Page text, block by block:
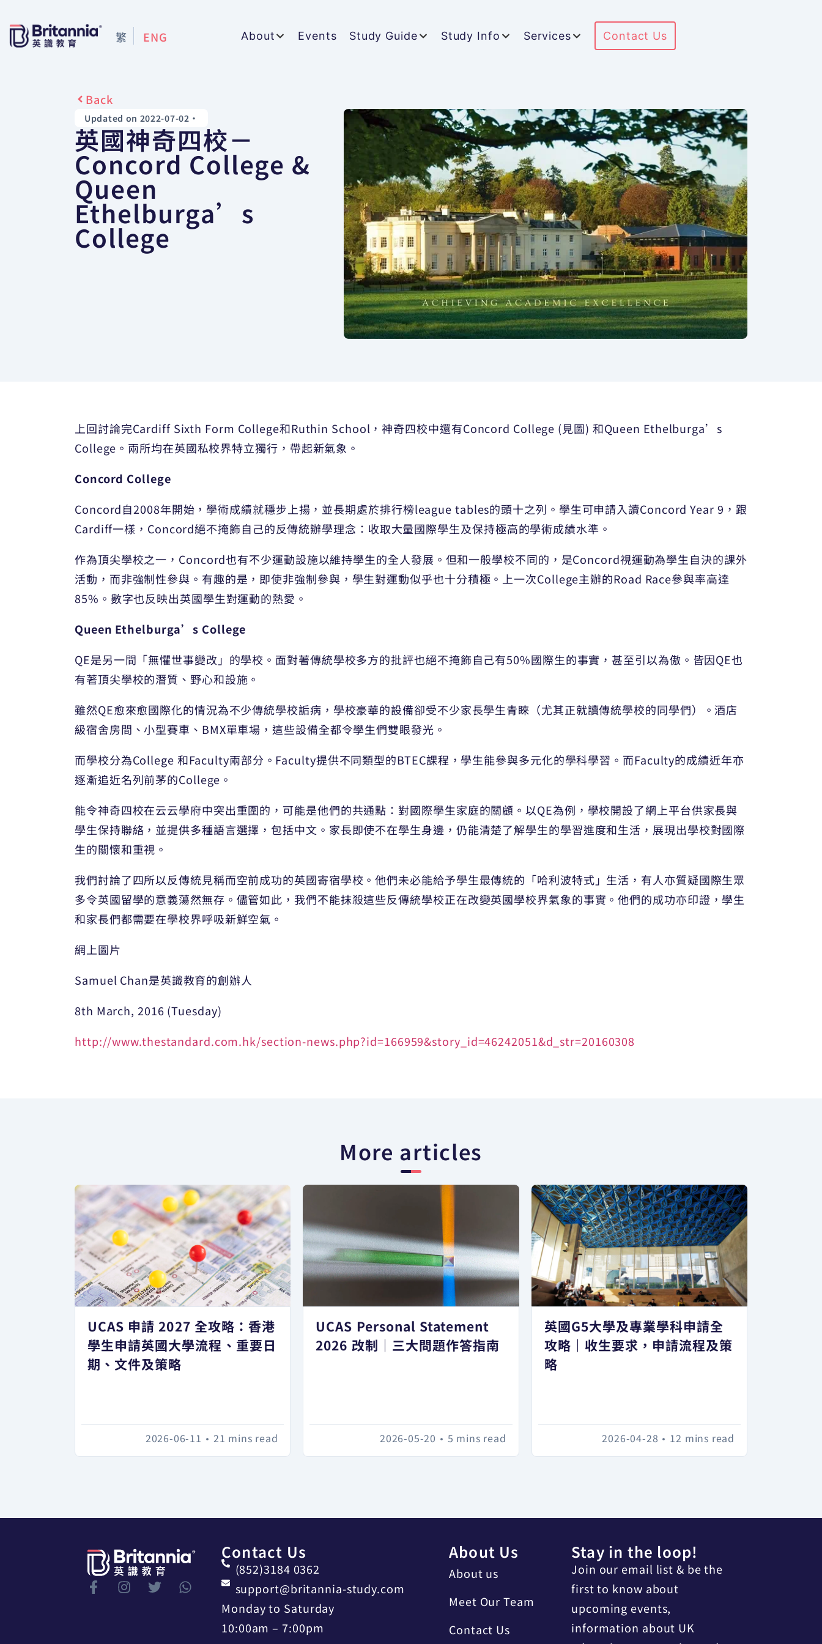
繁 ENG About Events Study Guide Study Info Services Contact Us
Back
Updated on 2022-07-02 •
英國神奇四校－
Concord College &
Queen
Ethelburga’s
College
上回討論完Cardiff Sixth Form College和Ruthin School，神奇四校中還有Concord College (見圖) 和Queen Ethelburga’s
College。兩所均在英國私校界特立獨行，帶起新氣象。
Concord College
Concord自2008年開始，學術成績就穩步上揚，並長期處於排行榜league tables的頭十之列。學生可申請入讀Concord Year 9，跟
Cardiff一樣，Concord絕不掩飾自己的反傳統辦學理念：收取大量國際學生及保持極高的學術成績水準。
作為頂尖學校之一，Concord也有不少運動設施以維持學生的全人發展。但和一般學校不同的，是Concord視運動為學生自決的課外
活動，而非強制性參與。有趣的是，即使非強制參與，學生對運動似乎也十分積極。上一次College主辦的Road Race參與率高達
85%。數字也反映出英國學生對運動的熱愛。
Queen Ethelburga’s College
QE是另一間「無懼世事變改」的學校。面對著傳統學校多方的批評也絕不掩飾自己有50%國際生的事實，甚至引以為傲。皆因QE也
有著頂尖學校的潛質、野心和設施。
雖然QE愈來愈國際化的情況為不少傳統學校詬病，學校豪華的設備卻受不少家長學生青睞（尤其正就讀傳統學校的同學們）。酒店
級宿舍房間、小型賽車、BMX單車場，這些設備全都令學生們雙眼發光。
而學校分為College 和Faculty兩部分。Faculty提供不同類型的BTEC課程，學生能參與多元化的學科學習。而Faculty的成績近年亦
逐漸追近名列前茅的College。
能令神奇四校在云云學府中突出重圍的，可能是他們的共通點：對國際學生家庭的關顧。以QE為例，學校開設了網上平台供家長與
學生保持聯絡，並提供多種語言選擇，包括中文。家長即使不在學生身邊，仍能清楚了解學生的學習進度和生活，展現出學校對國際
生的關懷和重視。
我們討論了四所以反傳統見稱而空前成功的英國寄宿學校。他們未必能給予學生最傳統的「哈利波特式」生活，有人亦質疑國際生眾
多令英國留學的意義蕩然無存。儘管如此，我們不能抹殺這些反傳統學校正在改變英國學校界氣象的事實。他們的成功亦印證，學生
和家長們都需要在學校界呼吸新鮮空氣。
網上圖片
Samuel Chan是英識教育的創辦人
8th March, 2016 (Tuesday)
http://www.thestandard.com.hk/section-news.php?id=166959&story_id=46242051&d_str=20160308
More articles
UCAS 申請 2027 全攻略：香港
學生申請英國大學流程、重要日
期、文件及策略
21 mins read
•
2026-06-11
UCAS Personal Statement
2026 改制｜三大問題作答指南
5 mins read
•
2026-05-20
英國G5大學及專業學科申請全
攻略｜收生要求，申請流程及策
略
12 mins read
•
2026-04-28
Contact Us
(852)3184 0362
support@britannia-study.com
Monday to Saturday
10:00am – 7:00pm
About Us
About us
Meet Our Team
Contact Us
Stay in the loop!
Join our email list & be the
first to know about
upcoming events,
information about UK